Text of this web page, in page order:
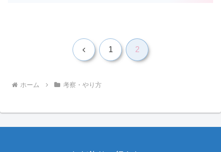
前 1 2
ホーム 考察・やり方